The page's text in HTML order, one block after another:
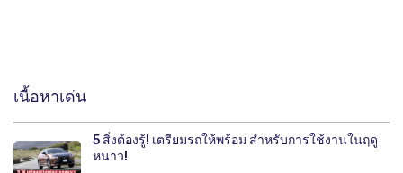
เนื้อหาเด่น
5 สิ่งต้องรู้! เตรียมรถให้พร้อม สำหรับการใช้งานในฤดู
หนาว!